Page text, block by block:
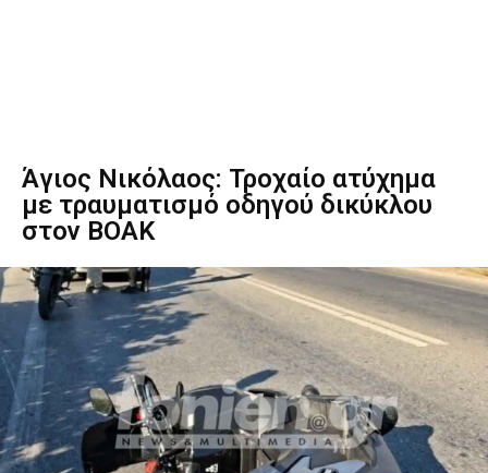
Άγιος Νικόλαος: Τροχαίο ατύχημα
με τραυματισμό οδηγού δικύκλου
στον ΒΟΑΚ